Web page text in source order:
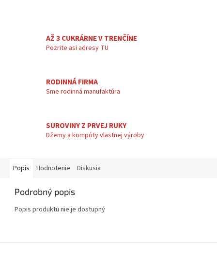
AŽ 3 CUKRÁRNE V TRENČÍNE
Pozrite asi adresy TU
RODINNÁ FIRMA
Sme rodinná manufaktúra
SUROVINY Z PRVEJ RUKY
Džemy a kompóty vlastnej výroby
Popis Hodnotenie Diskusia
Podrobný popis
Popis produktu nie je dostupný